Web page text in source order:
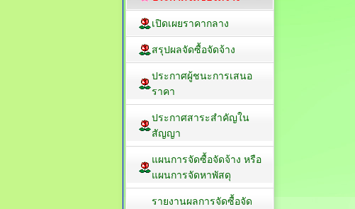
เปิดเผยราคากลาง
สรุปผลจัดซื้อจัดจ้าง
ประกาศผู้ชนะการเสนอ
ราคา
ประกาศสาระสำคัญใน
สัญญา
แผนการจัดซื้อจัดจ้าง หรือ
แผนการจัดหาพัสดุ
รายงานผลการจัดซื้อจัด